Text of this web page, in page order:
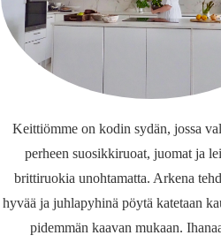
Keittiömme on kodin sydän, jossa
perheen suosikkiruoat, juomat ja
brittiruokia unohtamatta. Arkena
hyvää ja juhlapyhinä pöytä katetaan
pidemmän kaavan mukaan.